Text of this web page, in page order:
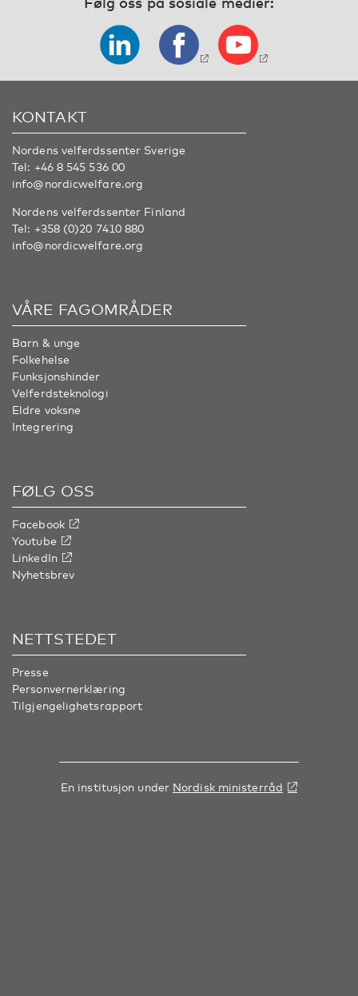
KONTAKT
Nordens velferdssenter Sverige
Tel: +46 8 545 536 00
info@nordicwelfare.org
Nordens velferdssenter Finland
Tel: +358 (0)20 7410 880
info@nordicwelfare.org
VÅRE FAGOMRÅDER
Barn & unge
Folkehelse
Funksjonshinder
Velferdsteknologi
Eldre voksne
Integrering
FØLG OSS
Facebook
Youtube
LinkedIn
Nyhetsbrev
NETTSTEDET
Presse
Personvernerklæring
Tilgjengelighetsrapport
En institusjon under Nordisk ministerråd